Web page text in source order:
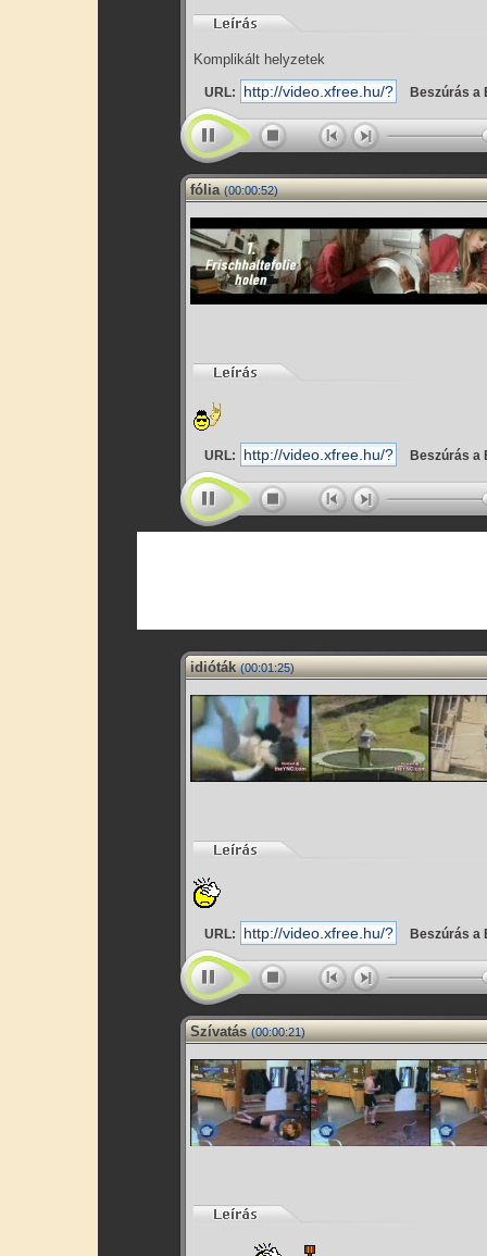
Komplikált helyzetek
URL: Beszúrás a
fólia (00:00:52)
URL: Beszúrás a
idióták (00:01:25)
URL: Beszúrás a
Szívatás (00:00:21)